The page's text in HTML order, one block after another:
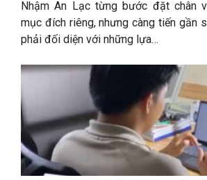
Nhậm An Lạc từng bước đặt chân
mục đích riêng, nhưng càng tiến gần
phải đối diện với những lựa…